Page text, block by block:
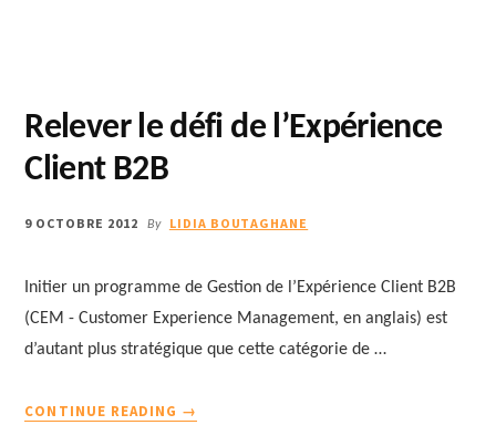
Relever le défi de l’Expérience
Client B2B
9 OCTOBRE 2012 By LIDIA BOUTAGHANE
Initier un programme de Gestion de l’Expérience Client B2B
(CEM - Customer Experience Management, en anglais) est
d’autant plus stratégique que cette catégorie de …
CONTINUE READING →